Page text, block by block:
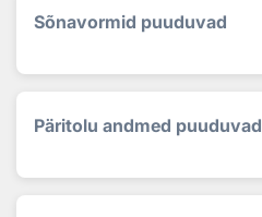
Sõnavormid puuduvad
Päritolu andmed puuduvad